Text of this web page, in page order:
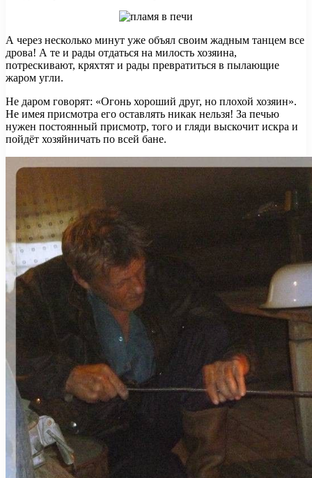
А через несколько минут уже объял своим жадным танцем все
дрова! А те и рады отдаться на милость хозяина,
потрескивают, кряхтят и рады превратиться в пылающие
жаром угли.
Не даром говорят: «Огонь хороший друг, но плохой хозяин».
Не имея присмотра его оставлять никак нельзя! За печью
нужен постоянный присмотр, того и гляди выскочит искра и
пойдёт хозяйничать по всей бане.